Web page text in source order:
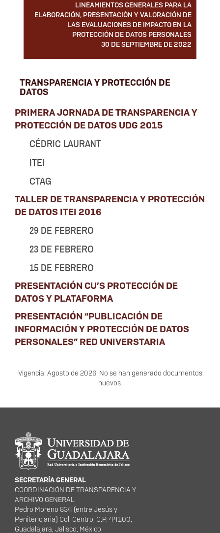
LINEAMIENTOS GENERALES PARA LA
ELABORACIÓN, PRESENTACIÓN Y VALORACIÓN DE
LAS EVALUACIONES DE IMPACTO EN LA
PROTECCIÓN DE DATOS PERSONALES
30 DE SEPTIEMBRE DE 2022
TRANSPARENCIA Y PROTECCIÓN DE
DATOS
PRIMERA JORNADA DE TRANSPARENCIA Y
PROTECCIÓN DE DATOS UDG 2015
CÉDRIC LAURANT
ITEI
CTAG
TALLER DE TRANSPARENCIA Y PROTECCIÓN
DE DATOS ITEI 2016
29 DE FEBRERO
23 DE FEBRERO
15 DE FEBRERO
PRESENTACIÓN CU’S PROTECCIÓN DE
DATOS Y PLATAFORMA
PRESENTACIÓN “PUBLICACIÓN DE
INFORMACIÓN Y PROTECCIÓN DE DATOS
PERSONALES” RED UNIVERSTARIA
Vigencia: Agosto de 2026. No se han generado documentos
nuevos.
Información del portal
SECRETARÍA GENERAL
COORDINACIÓN DE TRANSPARENCIA Y
ARCHIVO GENERAL
Pedro Moreno 834 (entre Jesús y
Penitenciaria) Col. Centro, C.P. 44100,
Guadalajara, Jalisco, México.